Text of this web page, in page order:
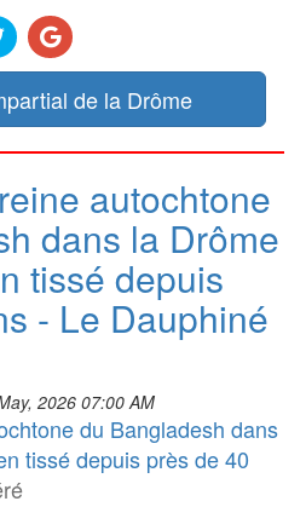
de la Drôme
autochtone
dans la Drôme
tissé depuis
- Le Dauphiné
2026 07:00 AM
du Bangladesh dans
tissé depuis près de 40